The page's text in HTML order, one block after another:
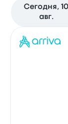
Сегодня, 10
авг.